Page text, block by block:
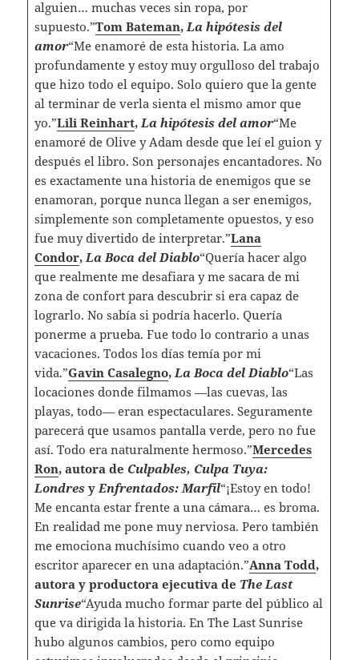
alguien… muchas veces sin ropa, por
supuesto.”Tom Bateman, La hipótesis del
amor“Me enamoré de esta historia. La amo
profundamente y estoy muy orgulloso del trabajo
que hizo todo el equipo. Solo quiero que la gente
al terminar de verla sienta el mismo amor que
yo.”Lili Reinhart, La hipótesis del amor“Me
enamoré de Olive y Adam desde que leí el guion y
después el libro. Son personajes encantadores. No
es exactamente una historia de enemigos que se
enamoran, porque nunca llegan a ser enemigos,
simplemente son completamente opuestos, y eso
fue muy divertido de interpretar.”Lana
Condor, La Boca del Diablo“Quería hacer algo
que realmente me desafiara y me sacara de mi
zona de confort para descubrir si era capaz de
lograrlo. No sabía si podría hacerlo. Quería
ponerme a prueba. Fue todo lo contrario a unas
vacaciones. Todos los días temía por mi
vida.”Gavin Casalegno, La Boca del Diablo“Las
locaciones donde filmamos —las cuevas, las
playas, todo— eran espectaculares. Seguramente
parecerá que usamos pantalla verde, pero no fue
así. Todo era naturalmente hermoso.”Mercedes
Ron, autora de Culpables, Culpa Tuya:
Londres yEnfrentados: Marfil“¡Estoy en todo!
Me encanta estar frente a una cámara… es broma.
En realidad me pone muy nerviosa. Pero también
me emociona muchísimo cuando veo a otro
escritor aparecer en una adaptación.”Anna Todd,
autora y productora ejecutiva de The Last
Sunrise“Ayuda mucho formar parte del público al
que va dirigida la historia. En The Last Sunrise
hubo algunos cambios, pero como equipo